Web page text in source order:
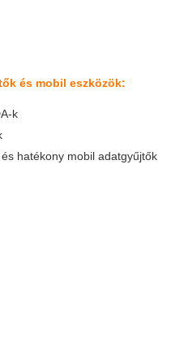
és mobil eszközök:
k
hatékony mobil adatgyűjtők